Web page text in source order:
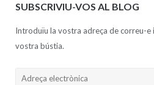
SUBSCRIVIU-VOS AL BLOG
Introduïu la vostra adreça de correu-e
vostra bústia.
Adreça